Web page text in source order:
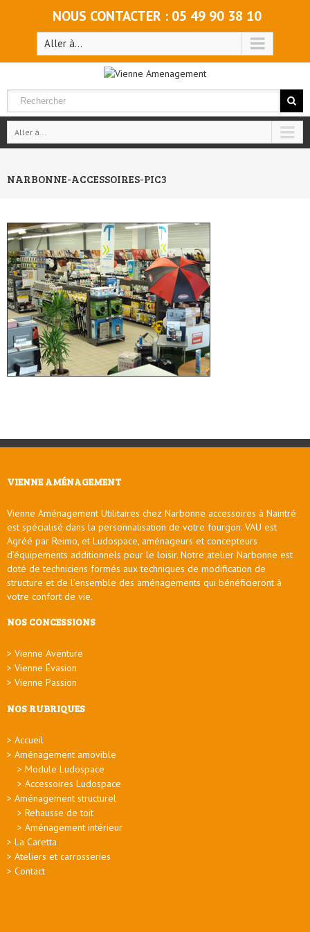
NOUS CONTACTER : 05 49 90 38 10
Aller à...
Aller à...
NARBONNE-ACCESSOIRES-PIC3
VIENNE AMÉNAGEMENT
Vienne Aménagement Utilitaires chez Narbonne accessoires à Naintré
est spécialisé dans la personnalisation de votre fourgon. VAU est
Agréé par Reimo, et Ludospace, aménageurs et concepteurs
d’équipements additionnels pour le loisir. Notre atelier Narbonne est
doté de techniciens formés aux techniques de modification de
structure et de l’ensemble des aménagements qui bénéficieront à
votre confort de vie.
NOS CONCESSIONS
Vienne Aventure
Vienne Évasion
Vienne Passion
NOS RUBRIQUES
Accueil
Aménagement amovible
Module Ludospace
Accessoires Ludospace
Aménagement structurel
Rehausse de toit
Aménagement intérieur
La Caretta
Ateliers et carrosseries
Contact